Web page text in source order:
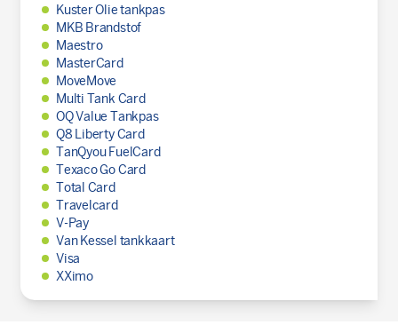
Kuster Olie tankpas
MKB Brandstof
Maestro
MasterCard
MoveMove
Multi Tank Card
OQ Value Tankpas
Q8 Liberty Card
TanQyou FuelCard
Texaco Go Card
Total Card
Travelcard
V-Pay
Van Kessel tankkaart
Visa
XXimo